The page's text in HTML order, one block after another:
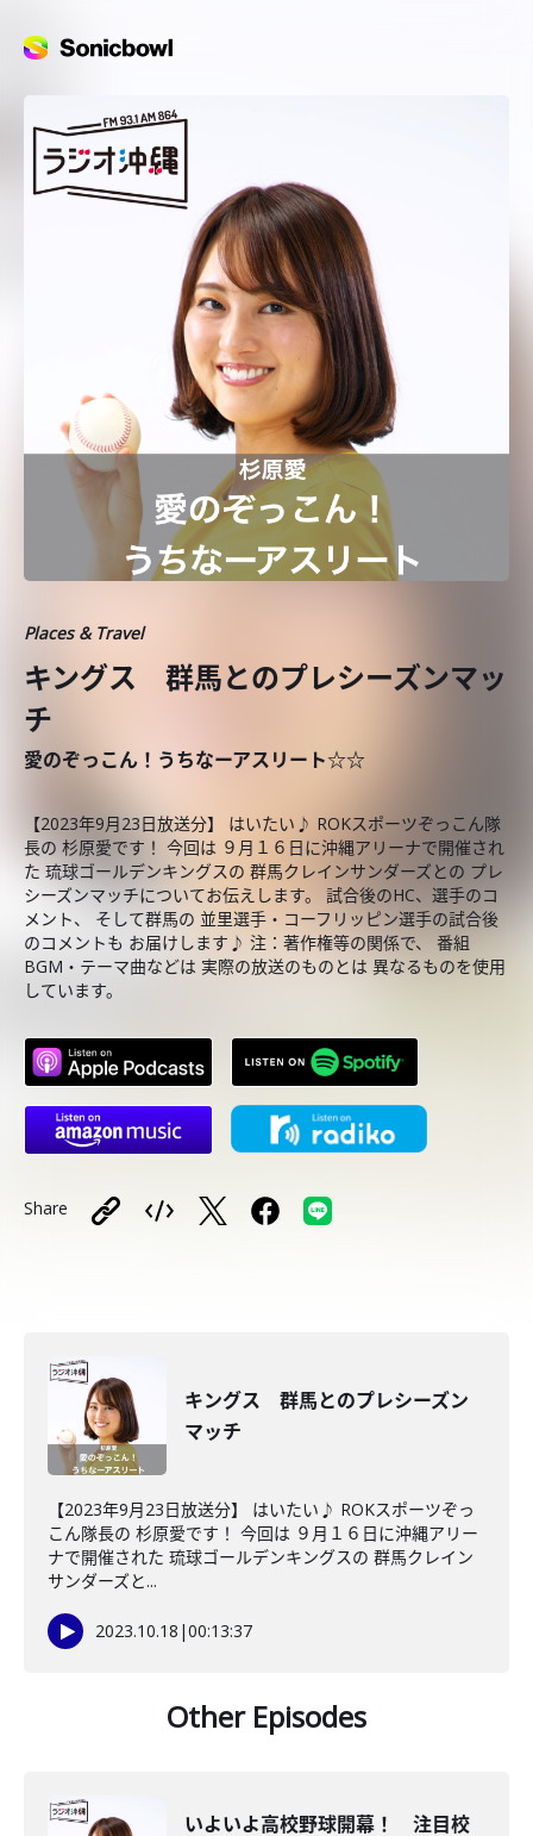
Places & Travel
キングス 群馬とのプレシーズンマッ
チ
愛のぞっこん！うちなーアスリート☆☆
【2023年9月23日放送分】 はいたい♪ ROKスポーツぞっこん隊
長の 杉原愛です！ 今回は ９月１６日に沖縄アリーナで開催され
た 琉球ゴールデンキングスの 群馬クレインサンダーズとの プレ
シーズンマッチについてお伝えします。 試合後のHC、選手のコ
メント、 そして群馬の 並里選手・コーフリッピン選手の試合後
のコメントも お届けします♪ 注：著作権等の関係で、 番組
BGM・テーマ曲などは 実際の放送のものとは 異なるものを使用
しています。
Share
キングス 群馬とのプレシーズン
マッチ
【2023年9月23日放送分】 はいたい♪ ROKスポーツぞっ
こん隊長の 杉原愛です！ 今回は ９月１６日に沖縄アリー
ナで開催された 琉球ゴールデンキングスの 群馬クレイン
サンダーズと...
2023.10.18 |00:13:37
Other Episodes
いよいよ高校野球開幕！ 注目校